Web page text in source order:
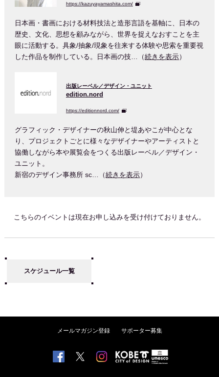
https://kazuyayamashita.com/
日本画・書画における材料技法と造形言語を基軸に、日本の
歴史、文化、思想を顧みながら、世界を捉えなおすことを主
眼に活動する。具象/抽象/現象を往来する体験や思索を重要視
した作品を制作している。日本画の技…（続きを表示）
出版レーベル／デザイン・ユニット
edition.nord
https://editionnord.com/
グラフィック・デザイナーの秋山伸と堤あやこが中心とな
り、プロジェクトごとに様々なデザイナーやアーティストと
協働しながら本や展覧会をつくる出版レーベル／デザイン・
ユニット。
新宿のデザイン事務所 sc…（続きを表示）
こちらのイベントは現在お申し込みを受け付けておりません。
スケジュール一覧
メールマガジン登録 サポーター募集